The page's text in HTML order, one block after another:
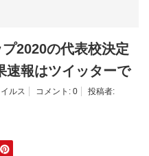
2020の代表校決定
速報はツイッターで
ルス コメント: 0
投稿者: